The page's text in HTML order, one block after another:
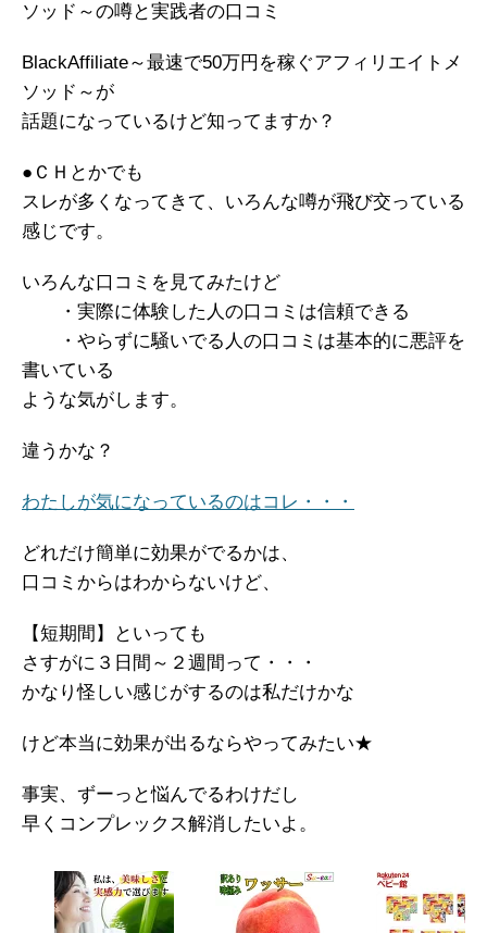
ソッド～の噂と実践者の口コミ
BlackAffiliate～最速で50万円を稼ぐアフィリエイトメ
ソッド～が
話題になっているけど知ってますか？
●ＣＨとかでも
スレが多くなってきて、いろんな噂が飛び交っている
感じです。
いろんな口コミを見てみたけど
・実際に体験した人の口コミは信頼できる
・やらずに騒いでる人の口コミは基本的に悪評を
書いている
ような気がします。
違うかな？
わたしが気になっているのはコレ・・・
どれだけ簡単に効果がでるかは、
口コミからはわからないけど、
【短期間】といっても
さすがに３日間～２週間って・・・
かなり怪しい感じがするのは私だけかな
けど本当に効果が出るならやってみたい★
事実、ずーっと悩んでるわけだし
早くコンプレックス解消したいよ。